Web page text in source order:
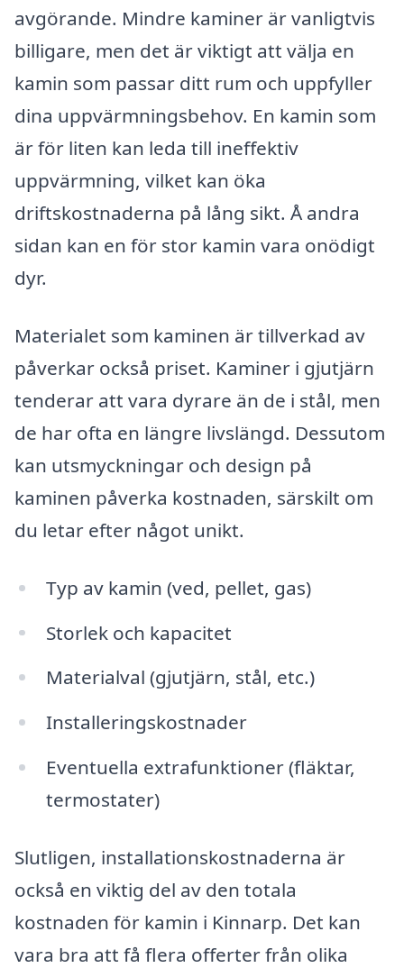
avgörande. Mindre kaminer är vanligtvis
billigare, men det är viktigt att välja en
kamin som passar ditt rum och uppfyller
dina uppvärmningsbehov. En kamin som
är för liten kan leda till ineffektiv
uppvärmning, vilket kan öka
driftskostnaderna på lång sikt. Å andra
sidan kan en för stor kamin vara onödigt
dyr.
Materialet som kaminen är tillverkad av
påverkar också priset. Kaminer i gjutjärn
tenderar att vara dyrare än de i stål, men
de har ofta en längre livslängd. Dessutom
kan utsmyckningar och design på
kaminen påverka kostnaden, särskilt om
du letar efter något unikt.
Typ av kamin (ved, pellet, gas)
Storlek och kapacitet
Materialval (gjutjärn, stål, etc.)
Installeringskostnader
Eventuella extrafunktioner (fläktar,
termostater)
Slutligen, installationskostnaderna är
också en viktig del av den totala
kostnaden för kamin i Kinnarp. Det kan
vara bra att få flera offerter från olika